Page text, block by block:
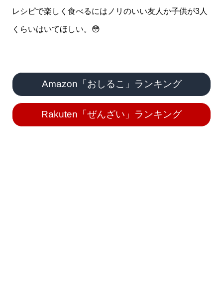
レシピで楽しく食べるにはノリのいい友人か子供が3人
くらいはいてほしい。😳
Amazon「おしるこ」ランキング
Rakuten「ぜんざい」ランキング